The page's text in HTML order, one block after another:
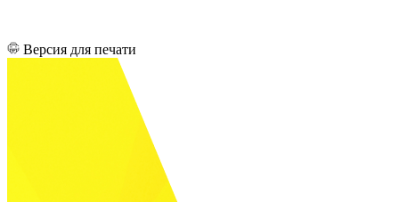
Версия для печати